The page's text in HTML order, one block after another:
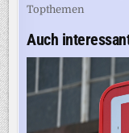
Topthemen
Auch